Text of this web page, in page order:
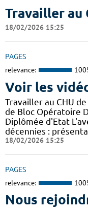
Travailler au
18/02/2026 15:25
PAGES
relevance:
Voir les
Travailler au CHU
de Bloc Opératoire
Diplômée d'Etat
décennies :
18/02/2026 15:25
PAGES
relevance:
Nous